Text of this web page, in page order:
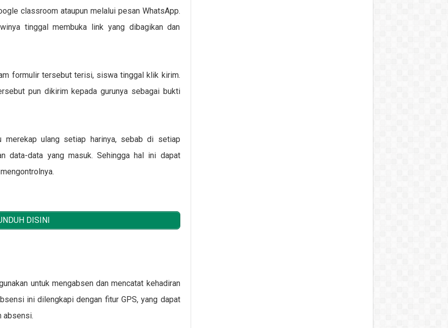
classroom ataupun melalui pesan WhatsApp.
tinggal membuka link yang dibagikan dan
formulir tersebut terisi, siswa tinggal klik kirim.
pun dikirim kepada gurunya sebagai bukti
merekap ulang setiap harinya, sebab di setiap
data-data yang masuk. Sehingga hal ini dapat
DISINI
untuk mengabsen dan mencatat kehadiran
ini dilengkapi dengan fitur GPS, yang dapat
absensi.